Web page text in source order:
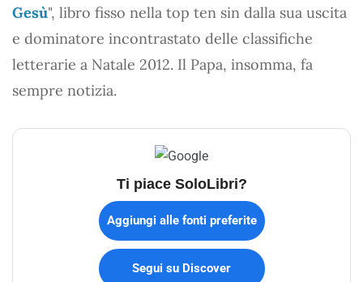
Gesù", libro fisso nella top ten sin dalla sua uscita
e dominatore incontrastato delle classifiche
letterarie a Natale 2012. Il Papa, insomma, fa
sempre notizia.
Ti piace SoloLibri?
Aggiungi alle fonti preferite
Segui su Discover